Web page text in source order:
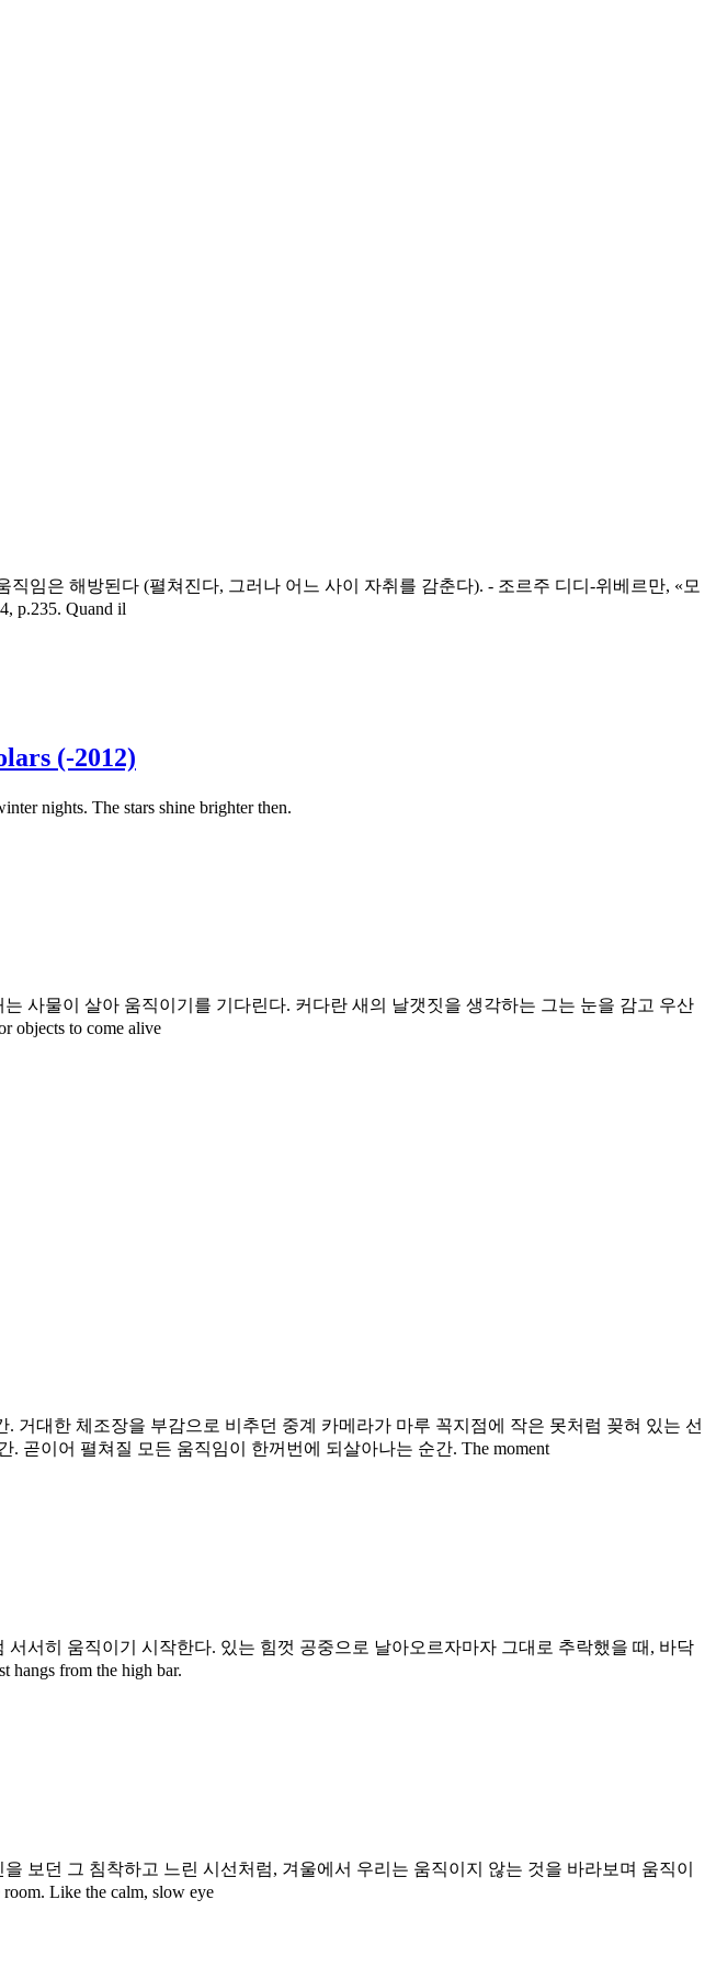
임은 해방된다 (펼쳐진다, 그러나 어느 사이 자취를 감춘다). - 조르주 디디-위베르만, «모
p.235. Quand il
(-2012)
nights. The stars shine brighter then.
사물이 살아 움직이기를 기다린다. 커다란 새의 날갯짓을 생각하는 그는 눈을 감고 우산
objects to come alive
대한 체조장을 부감으로 비추던 중계 카메라가 마루 꼭지점에 작은 못처럼 꽂혀 있는 선
곧이어 펼쳐질 모든 움직임이 한꺼번에 되살아나는 순간. The moment
서히 움직이기 시작한다. 있는 힘껏 공중으로 날아오르자마자 그대로 추락했을 때, 바닥
from the high bar.
보던 그 침착하고 느린 시선처럼, 겨울에서 우리는 움직이지 않는 것을 바라보며 움직이
Like the calm, slow eye